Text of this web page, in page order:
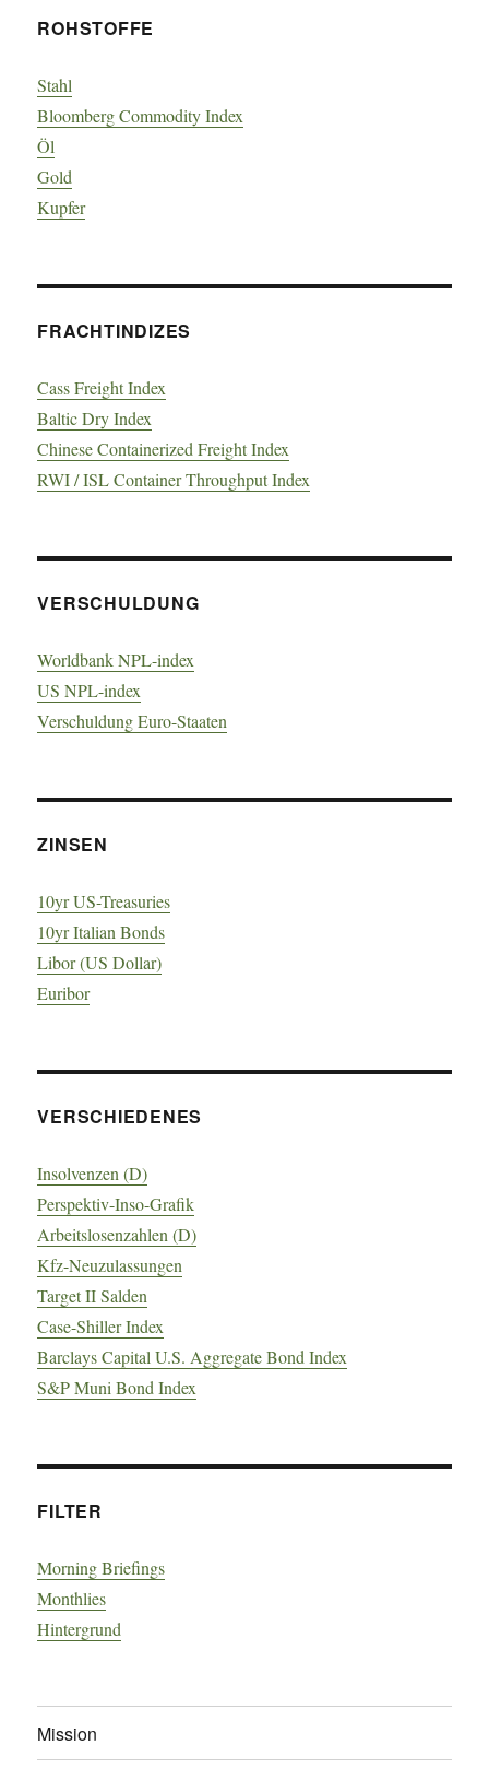
ROHSTOFFE
Stahl
Bloomberg Commodity Index
Öl
Gold
Kupfer
FRACHTINDIZES
Cass Freight Index
Baltic Dry Index
Chinese Containerized Freight Index
RWI / ISL Container Throughput Index
VERSCHULDUNG
Worldbank NPL-index
US NPL-index
Verschuldung Euro-Staaten
ZINSEN
10yr US-Treasuries
10yr Italian Bonds
Libor (US Dollar)
Euribor
VERSCHIEDENES
Insolvenzen (D)
Perspektiv-Inso-Grafik
Arbeitslosenzahlen (D)
Kfz-Neuzulassungen
Target II Salden
Case-Shiller Index
Barclays Capital U.S. Aggregate Bond Index
S&P Muni Bond Index
FILTER
Morning Briefings
Monthlies
Hintergrund
Mission